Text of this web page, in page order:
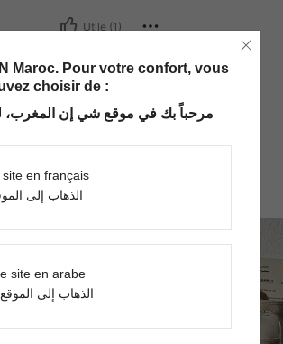
Utile (1)
Maroc. Pour votre confort, vous
choisir de :
مرحباً بك في موقع شي إن المغرب،
en français
الذهاب إلى
site en arabe
الذهاب إلى الموقع